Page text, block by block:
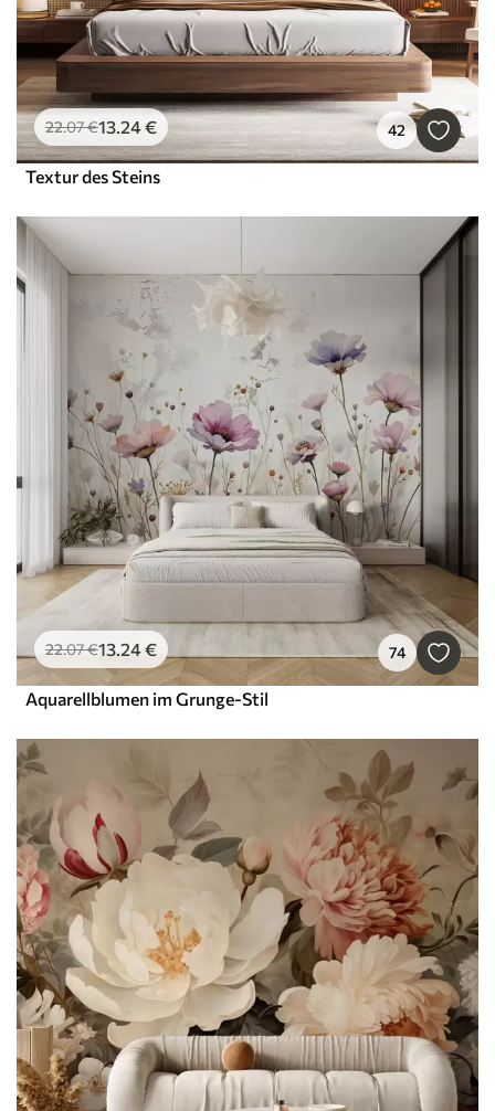
22.07€13.24€ 42
Textur des Steins
22.07€13.24€ 74
Aquarellblumen im Grunge-Stil